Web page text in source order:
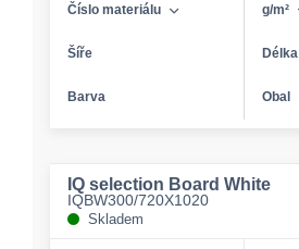
Číslo materiálu g/m²
Šíře Délka
Barva Obal
IQ selection Board White
IQBW300/720X1020
Skladem